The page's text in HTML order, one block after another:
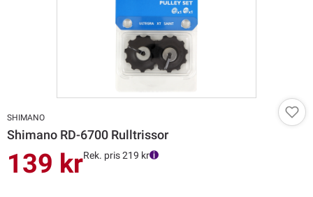
SHIMANO
Shimano RD-6700 Rulltrissor
139 krRek. pris 219 kr